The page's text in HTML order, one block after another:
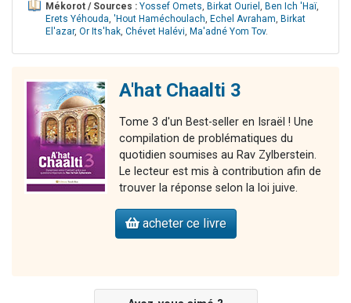
Mékorot / Sources : Yossef Omets, Birkat Ouriel , Ben Ich 'Haï,
Erets Yéhouda, 'Hout Haméchoulach, Echel Avraham, Birkat
El'azar, Or Its'hak, Chévet Halévi, Ma'adné Yom Tov.
A'hat Chaalti 3
Tome 3 d'un Best-seller en Israël ! Une
compilation de problématiques du
quotidien soumises au Rav Zylberstein.
Le lecteur est mis à contribution afin de
trouver la réponse selon la loi juive.
acheter ce livre